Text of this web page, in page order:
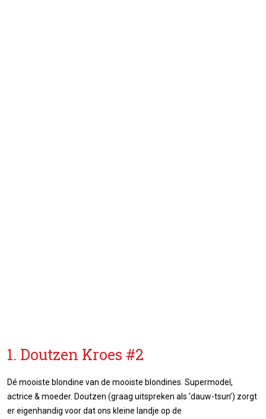
1. Doutzen Kroes #2
Dé mooiste blondine van de mooiste blondines. Supermodel,
actrice & moeder. Doutzen (graag uitspreken als ‘dauw-tsun’) zorgt
er eigenhandig voor dat ons kleine landje op de